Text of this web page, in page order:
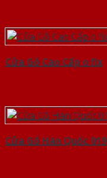
Cửa Gỗ Cao Cấp o fix
Cửa Gỗ Hàn Quốc 019